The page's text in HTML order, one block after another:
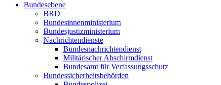
Bundesebene
BRD
Bundesinnenministerium
Bundesjustizministerium
Nachrichtendienste
Bundesnachrichtendienst
Militärischer Abschirmdienst
Bundesamt für Verfassungsschutz
Bundessicherheitsbehörden